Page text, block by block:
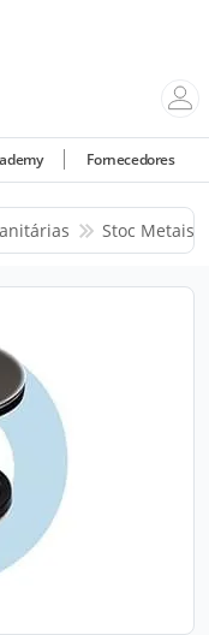
Fornecedores
Stoc Metais